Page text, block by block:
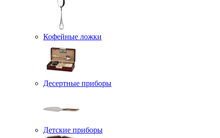
Кофейные ложки
Десертные приборы
Детские приборы